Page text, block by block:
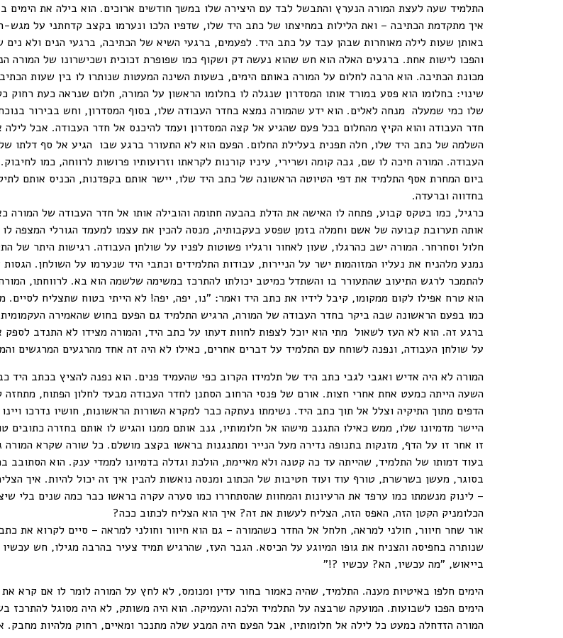
התלמיד שעה לעצת המורה הנערץ והתבשל לבד עם היצירה שלו במשך חודשים ארוכים. הוא בילה את הימים
איך מתקדמת הכתיבה – ואת הלילות במחיצתו של כתב היד שלו, שדפיו הלכו ונערמו בקצב קדחתני על
באותן שעות לילה מאוחרות שבהן עבד על כתב היד. לפעמים, ברגעי השיא של הכתיבה, ברגעי הנים ולא נים
והפכו לישות אחת. ברגעים האלה הוא חש שהוא נעשה דק ושקוף כמו שפופרת זכוכית ושכישרונו של המורה
מכונת הכתיבה. הוא הרבה לחלום על המורה באותם הימים, בשעות השינה המעטות שנותרו לו בין שעות
שינוי: בחלומו הוא פסע במורד אותו המסדרון שנגלה לו בחלומו הראשון על המורה, חלום שנראה כעת רחוק
שלו כמי שמעלה מנחה לאלים. הוא ידע שהמורה נמצא בחדר העבודה שלו, בסוף המסדרון, וחש בבירור
חדר העבודה והוא הקיץ מהחלום בכל פעם שהגיע אל קצה המסדרון ועמד להיכנס אל חדר העבודה. אבל
השלמה של כתב היד שלו, חלה תפנית בעלילת החלום. הפעם הוא לא התעורר ברגע שבו הגיע אל סף דלתו
העבודה. המורה חיכה לו שם, גבה קומה ושרירי, עיניו קורנות לקראתו וזרועותיו פרושות לרווחה, כמו לחיבוק.
ביום המחרת אסף התלמיד את דפי הטיוטה הראשונה של כתב היד שלו, יישר אותם בקפדנות, הכניס אותם
בחדווה וברעדה.
כרגיל, כמו בטקס קבוע, פתחה לו האישה את הדלת בהבעה חתומה והובילה אותו אל חדר העבודה של המורה
אותה תערובת קבועה של אשם וחמלה בזמן שפסע בעקבותיה, מנסה להכין את עצמו למעמד הגורלי המצפה
חלול וסחרחר. המורה ישב כהרגלו, שעון לאחור ורגליו פשוטות לפניו על שולחן העבודה. רגישות היתר
נמנע מלהניח את נעליו המזוהמות ישר על הניירות, עבודות התלמידים וכתבי היד שנערמו על השולחן.
להתמכר לרגש התיעוב שהתעורר בו והשתדל כמיטב יכולתו להתרכז במשימה שלשמה הוא בא. לרווחתו,
הוא טרח אפילו לקום ממקומו, קיבל לידיו את כתב היד ואמר: "נו, יפה, יפה! לא הייתי בטוח שתצליח
כמו בפעם הראשונה שבה ביקר בחדר העבודה של המורה, הרגיש התלמיד גם הפעם בחוש שהאמירה העקמומית
ברגע זה. הוא לא העז לשאול מתי הוא יוכל לצפות לחוות דעתו על כתב היד, והמורה מצידו לא התנדב
על שולחן העבודה, ונפנה לשוחח עם התלמיד על דברים אחרים, כאילו לא היה זה אחד מהרגעים המרגשים
המורה לא היה אדיש ואגבי לגבי כתב היד של תלמידו הקרוב כפי שהעמיד פנים. הוא נפנה להציץ בכתב
השעה הייתה כמעט אחת אחרי חצות. אורם של פנסי הרחוב הסתנן לחדר העבודה מבעד לחלון הפתוח,
הדפים מתוך התיקיה וצלל אל תוך כתב היד. נשימתו נעתקה כבר למקרא השורות הראשונות, חושיו נדרכו
היישר מדמיונו שלו, ממש כאילו התגנב מישהו אל חלומותיו, גנב אותם ממנו והגיש לו אותם בחזרה כתובים
זו אחר זו על הדף, מזנקות בתנופה נדירה מעל הנייר ומתנגנות בראשו בקצב מושלם. כל שורה שקרא
בעוד דמותו של התלמיד, שהייתה עד כה קטנה ולא מאיימת, הולכת וגדלה בדמיונו לממדי ענק. הוא הסתובב
בסוגר, מעשן בשרשרת, טורף עוד ועוד חטיבות של הכתוב ומנסה נואשות להבין איך זה יכול להיות. איך
– לינוק מנשמתו כמו ערפד את הרעיונות והמחוות שהסתחררו כמו סערה עקרה בראשו כבר כמה שנים בלי
הכלומניק הקטן הזה, האפס הזה, הצליח לעשות את זה? איך הוא הצליח לכתוב ככה?
אור שחר חיוור, חולני למראה, חלחל אל החדר כשהמורה – גם הוא חיוור וחולני למראה – סיים לקרוא את
שנותרה בחפיסה והצניח את גופו המיוגע על הכיסא. הגבר העז, שהרגיש תמיד צעיר בהרבה מגילו, חש
בייאוש, "מה עכשיו, הא? עכשיו ?!"
הימים חלפו באיטיות מענה. התלמיד, שהיה כאמור בחור עדין ומנומס, לא לחץ על המורה לומר לו אם קרא
הימים הפכו לשבועות. המועקה שרבצה על התלמיד הלכה והעמיקה. הוא היה משותק, לא היה מסוגל
המורה הזדחלה כמעט כל לילה אל חלומותיו, אבל הפעם היה המבע שלה מתנכר ומאיים, רחוק מלהיות